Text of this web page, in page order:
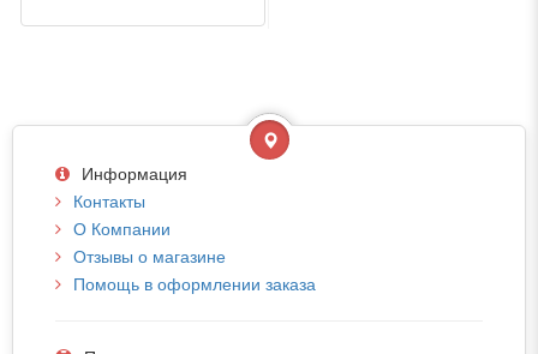
Информация
Контакты
О Компании
Отзывы о магазине
Помощь в оформлении заказа